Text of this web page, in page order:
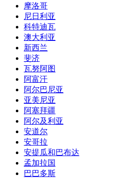
摩洛哥
尼日利亚
科特迪瓦
澳大利亚
新西兰
斐济
瓦努阿图
阿富汗
阿尔巴尼亚
亚美尼亚
阿塞拜疆
阿尔及利亚
安道尔
安哥拉
安提瓜和巴布达
孟加拉国
巴巴多斯